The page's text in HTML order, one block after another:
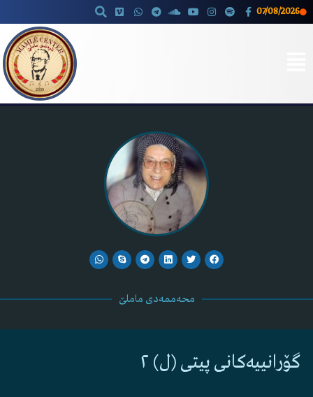
07/08/2026
محەممەدی ماملێ
گۆرانییەکانی پیتی (ل) ٢